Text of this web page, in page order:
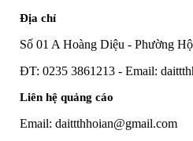
Địa chỉ
Số 01 A Hoàng Diệu - Phường
ĐT: 0235 3861213 - Email:
Liên hệ quảng cáo
Email: daittthhoian@gmail.com